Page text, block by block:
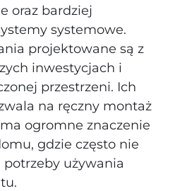
oraz bardziej
systemowe.
projektowane są z
inwestycjach i
przestrzeni. Ich
na ręczny montaż
ogromne znaczenie
gdzie często nie
używania